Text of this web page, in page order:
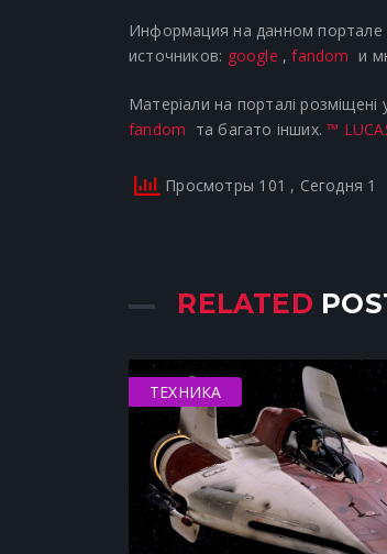
Информация на данном портале
источников: google ,fandom и
Матеріали на порталі
fandom та багато інших.™
Просмотры 101 , Сегодня 1
RELATED
ТЕХНИКА